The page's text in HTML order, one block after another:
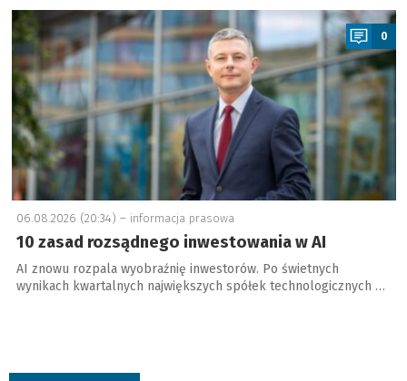
a
0
06.08.2026 (20:34) – informacja prasowa
10 zasad rozsądnego inwestowania w AI
AI znowu rozpala wyobraźnię inwestorów. Po świetnych
wynikach kwartalnych największych spółek technologicznych …